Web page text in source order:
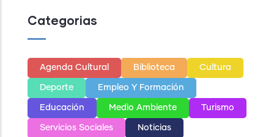
Categorias
Agenda Cultural Biblioteca Cultura
Deporte Empleo Y Formación
Educación Medio Ambiente Turismo
Servicios Sociales Noticias